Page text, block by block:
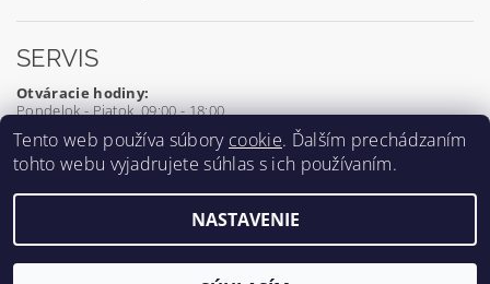
SERVIS
Otváracie hodiny:
Pondelok - Piatok 09:00 - 18:00
0905 539 927
2026 ©Kociky.sk, všetky práva vyhradené
Tento web používa súbory cookie. Ďalším prechádzaním
tohto webu vyjadrujete súhlas s ich používaním.
NASTAVENIE